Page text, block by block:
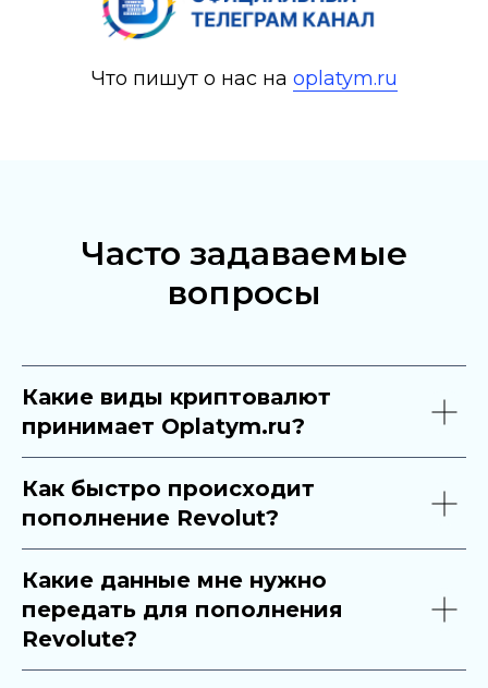
Что пишут о нас на oplatym.ru
Часто задаваемые
вопросы
Какие виды криптовалют
принимает Oplatym.ru?
Как быстро происходит
пополнение Revolut?
Какие данные мне нужно
передать для пополнения
Revolute?
Написать в Telegram